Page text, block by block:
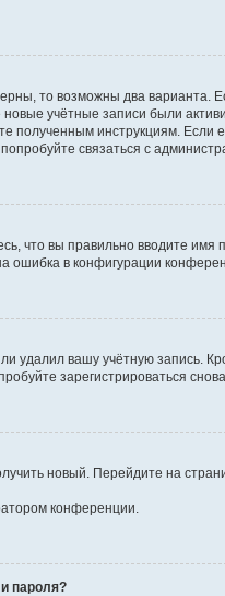
то возможны два варианта.
учётные записи были
полученным инструкциям.
связаться с
что вы правильно вводите
ошибка в конфигурации
удалил вашу учётную
зарегистрироваться снова
новый. Перейдите на
конференции.
пароля?